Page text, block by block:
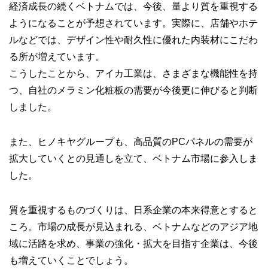
経済成長の続くベトナムでは、今後、量より質を重視する
ようになることが予想されています。実際に、店舗やホテ
ルなどでは、デザイン性や耐久性に優れた内装材にこだわ
る所が増えています。
こうしたことから、アイカ工業は、さまざまな機能性を持
つ、自社のメラミン化粧板の需要が今後更に伸びると判断
しました。
また、ヒノキヤグループも、高品質のPCパネルの需要が
拡大していくとの見通しを立て、ベトナム市場に参入しま
した。
質を重視するものづくりは、日系企業の本来得意とすると
ころ。市場の成長が見込まれる、ベトナムなどのアジア地
域に活路を求め、事業の強化・拡大を目指す企業は、今後
も増えていくことでしょう。